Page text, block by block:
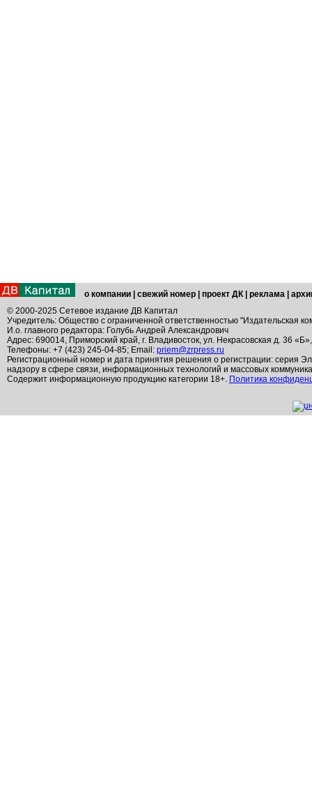
о компании свежий номер проект ДК реклама
© 2000-2025 Сетевое издание ДВ Капитал
Учредитель: Общество с ограниченной ответственностью "Издательская
И.о. главного редактора: Голубь Андрей Александрович
Адрес: 690014, Приморский край, г. Владивосток, ул. Некрасовская д. 36
Телефоны: +7 (423) 245-04-85; Email: priem@zrpress.ru
Регистрационный номер и дата принятия решения о регистрации: серия
надзору в сфере связи, информационных технологий и массовых
Содержит информационную продукцию категории 18+. Политика